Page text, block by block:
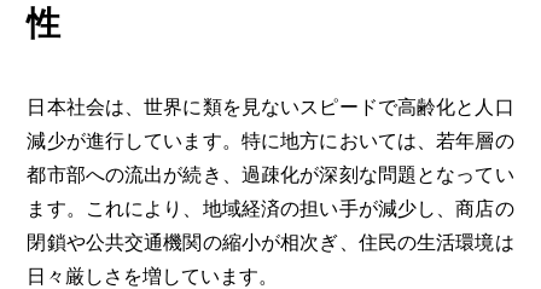
性
日本社会は、世界に類を見ないスピードで高齢化と人口
減少が進行しています。特に地方においては、若年層の
都市部への流出が続き、過疎化が深刻な問題となってい
ます。これにより、地域経済の担い手が減少し、商店の
閉鎖や公共交通機関の縮小が相次ぎ、住民の生活環境は
日々厳しさを増しています。